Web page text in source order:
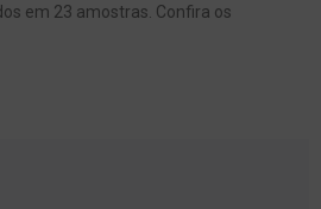
em 23 amostras. Confira os